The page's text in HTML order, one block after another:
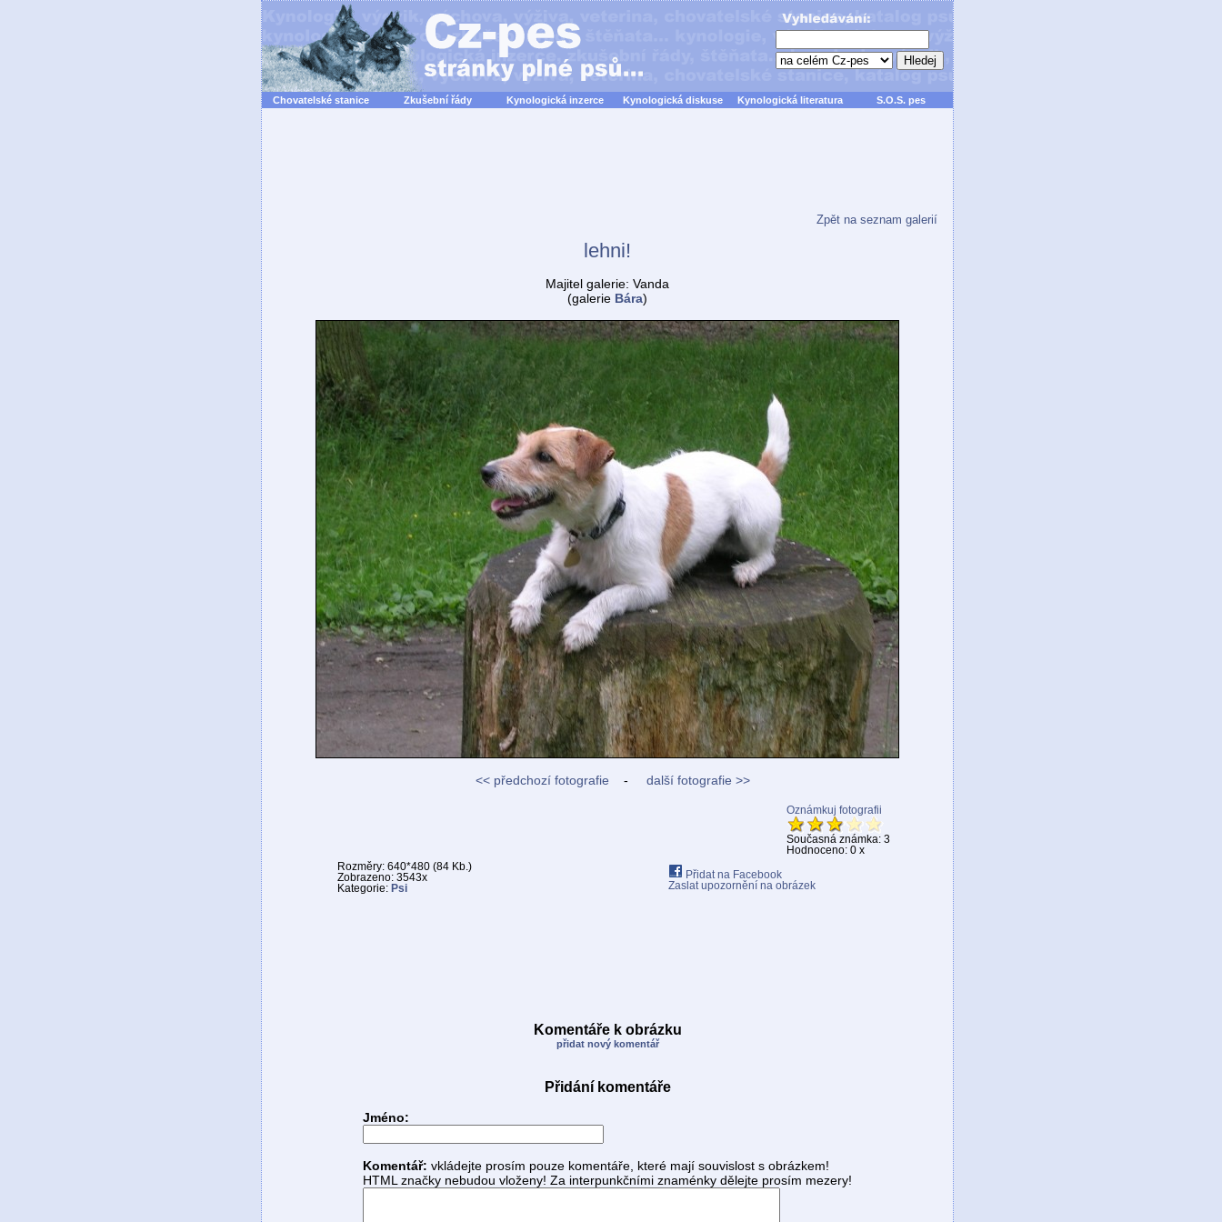
Chovatelské stanice Zkušební řády Kynologická inzerce Kynologická diskuse Kynologická literatura S.O.S. pes
Zpět na seznam galerií
lehni!
Majitel galerie: Vanda
(galerie Bára)
<< předchozí fotografie - další fotografie >>
Oznámkuj fotografii
Současná známka: 3
Hodnoceno: 0 x
Rozměry: 640*480 (84 Kb.)
Zobrazeno: 3543x
Kategorie: Psi
Přidat na Facebook
Zaslat upozornění na obrázek
Komentáře k obrázku
přidat nový komentář
Přidání komentáře
Jméno:
Komentář: vkládejte prosím pouze komentáře, které mají souvislost s obrázkem!
HTML značky nebudou vloženy! Za interpunkčními znaménky dělejte prosím mezery!